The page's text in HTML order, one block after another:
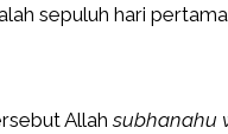
sepuluh hari
Allahsubhanahu